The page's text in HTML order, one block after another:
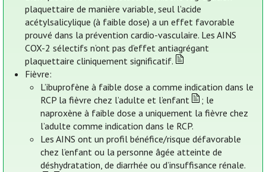
plaquettaire de manière variable, seul l’acide
acétylsalicylique (à faible dose) a un effet favorable
prouvé dans la prévention cardio-vasculaire. Les AINS
COX-2 sélectifs n’ont pas d’effet antiagrégant
plaquettaire cliniquement significatif.
Fièvre:
L’ibuprofène à faible dose a comme indication dans le
RCP la fièvre chez l’adulte et l’enfant
; le
naproxène à faible dose a uniquement la fièvre chez
l’adulte comme indication dans le RCP.
Les AINS ont un profil bénéfice/risque défavorable
chez l’enfant ou la personne âgée atteinte de
déshydratation, de diarrhée ou d’insuffisance rénale.